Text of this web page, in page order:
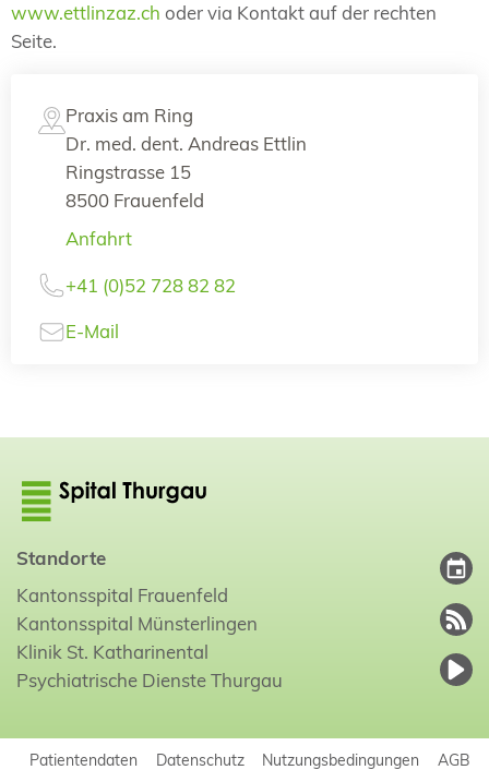
www.ettlinzaz.ch oder via Kontakt auf der rechten
Seite.
Praxis am Ring
Dr. med. dent. Andreas Ettlin
Ringstrasse 15
8500 Frauenfeld
Anfahrt
+41 (0)52 728 82 82
E-Mail
Standorte
Kantonsspital Frauenfeld
Kantonsspital Münsterlingen
Klinik St. Katharinental
Psychiatrische Dienste Thurgau
Patientendaten Datenschutz Nutzungsbedingungen AGB